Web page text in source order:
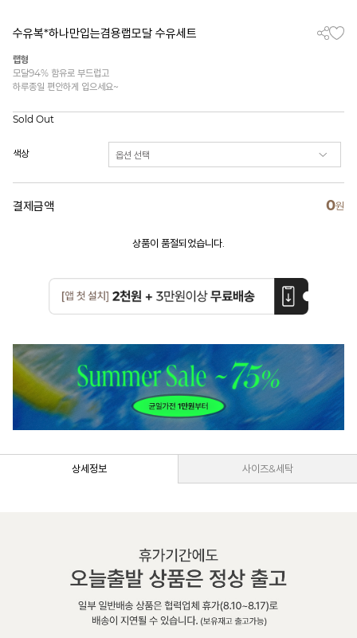
수유복*하나만입는겸용랩모달 수유세트
랩형
모달94% 함유로 부드럽고
하루종일 편안하게 입으세요~
Sold Out
색상
결제금액 0원
상품이 품절되었습니다.
상세정보 사이즈&세탁